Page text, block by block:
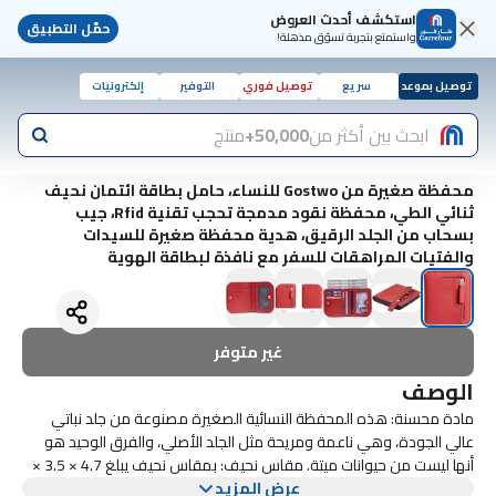
استكشف أحدث العروض
واستمتع بتجربة تسوّق مذهلة! حمّل التطبيق
توصيل بموعد سريع توصيل فوري التوفير إلكترونيات
ابحث بين أكثر من50,000+ منتج
محفظة صغيرة من Gostwo للنساء، حامل بطاقة ائتمان نحيف
ثنائي الطي، محفظة نقود مدمجة تحجب تقنية Rfid، جيب
بسحاب من الجلد الرقيق، هدية محفظة صغيرة للسيدات
والفتيات المراهقات للسفر مع نافذة لبطاقة الهوية
غير متوفر
الوصف
مادة محسنة: هذه المحفظة النسائية الصغيرة مصنوعة من جلد نباتي
عالي الجودة، وهي ناعمة ومريحة مثل الجلد الأصلي، والفرق الوحيد هو
أنها ليست من حيوانات ميتة. مقاس نحيف: بمقاس نحيف يبلغ 4.7 ​​× 3.5 ×
0.5، يمكن وضع هذا الطي الصغير للسيدات بشكل مريح في جيبك أو حقيبة
عرض المزيد